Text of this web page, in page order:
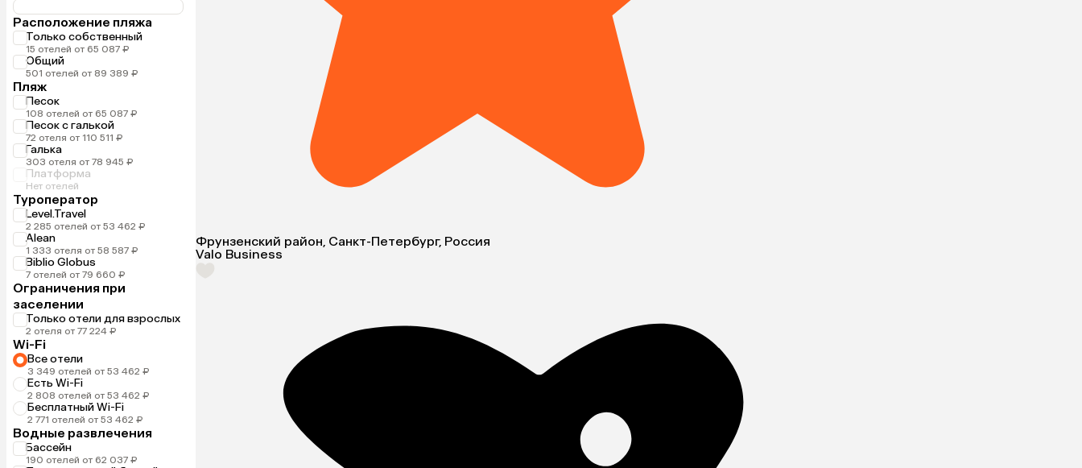
Расположение пляжа
Только собственный
15 отелей от 65 087 ₽
Общий
501 отелей от 89 389 ₽
Пляж
Песок
108 отелей от 65 087 ₽
Песок с галькой
72 отеля от 110 511 ₽
Галька
303 отеля от 78 945 ₽
Платформа
Нет отелей
Туроператор
Level.Travel
2 285 отелей от 53 462 ₽
Alean
1 333 отеля от 58 587 ₽
Biblio Globus
7 отелей от 79 660 ₽
Ограничения при
заселении
Только отели для взрослых
2 отеля от 77 224 ₽
Wi-Fi
Все отели
3 349 отелей от 53 462 ₽
Есть Wi-Fi
2 808 отелей от 53 462 ₽
Бесплатный Wi-Fi
2 771 отелей от 53 462 ₽
Водные развлечения
Бассейн
190 отелей от 62 037 ₽
Фрунзенский район, Санкт-Петербург, Россия
Valo Business